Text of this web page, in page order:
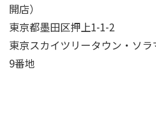
開店）
東京都墨田区押上1-1-2
東京スカイツリータウン・ソ
9番地